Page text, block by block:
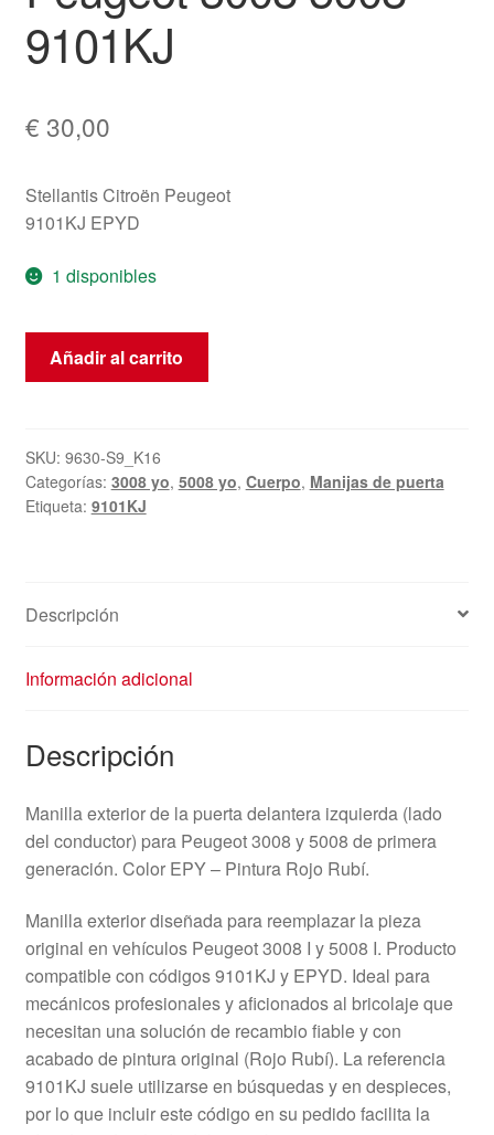
9101KJ
€ 30,00
Stellantis Citroën Peugeot
9101KJ EPYD
1 disponibles
Tirador
delantera
EPYD
Peugeot
cantidad
Añadir al carrito
SKU: 9630-S9_K16
Categorías: 3008 yo, 5008 yo, Cuerpo, Manijas de puerta
Etiqueta: 9101KJ
Descripción
Información adicional
Descripción
Manilla exterior de la puerta delantera izquierda (lado
del conductor) para Peugeot 3008 y 5008 de primera
generación. Color EPY – Pintura Rojo Rubí.
Manilla exterior diseñada para reemplazar la pieza
original en vehículos Peugeot 3008 I y 5008 I. Producto
compatible con códigos 9101KJ y EPYD. Ideal para
mecánicos profesionales y aficionados al bricolaje que
necesitan una solución de recambio fiable y con
acabado de pintura original (Rojo Rubí). La referencia
9101KJ suele utilizarse en búsquedas y en despieces,
por lo que incluir este código en su pedido facilita la